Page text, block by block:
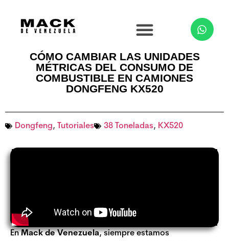
CÓMO CAMBIAR LAS UNIDADES
MÉTRICAS DEL CONSUMO DE
COMBUSTIBLE EN CAMIONES
DONGFENG KX520
Dongfeng, Tutoriales 38 Toneladas, KX520
EnMack de Venezuela, siempre estamos